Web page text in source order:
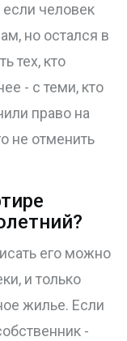
человек
но остался в
тех, кто
- с теми, кто
право на
не отменить
его можно
и только
жилье. Если
-